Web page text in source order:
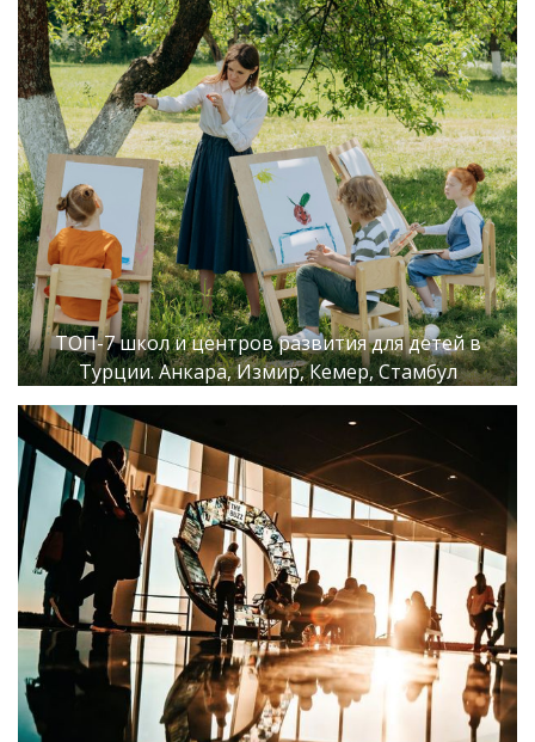
ТОП-7 школ и центров развития для детей в
Турции. Анкара, Измир, Кемер, Стамбул